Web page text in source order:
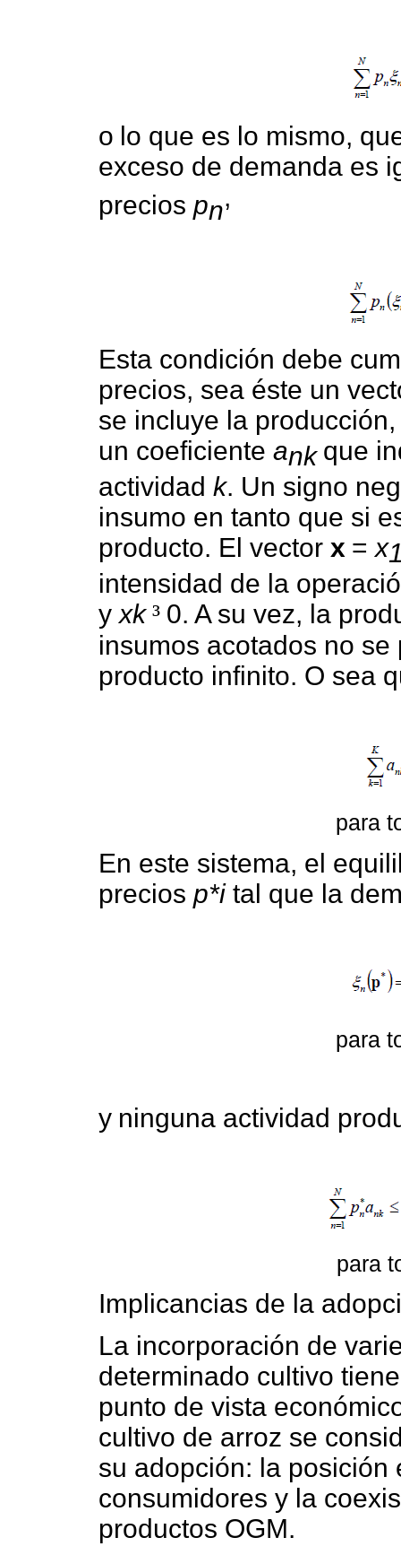
o lo que es lo mismo,
exceso de demanda es
precios pn,
Esta condición debe
precios, sea éste un
se incluye la
un coeficiente ank que
actividad k. Un signo
insumo en tanto que si
producto. El vector x = x
intensidad de la
y xk ³ 0. A su vez, la
insumos acotados no
producto infinito. O sea
para
En este sistema, el
precios p*ital que la
para
y ninguna actividad
para
Implicancias de la
La incorporación de
determinado cultivo
punto de vista
cultivo de arroz se
su adopción: la posición
consumidores y la
productos OGM.